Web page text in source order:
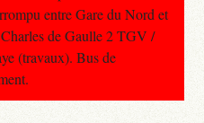
entre Gare du Nord et
de Gaulle 2 TGV /
(travaux). Bus de